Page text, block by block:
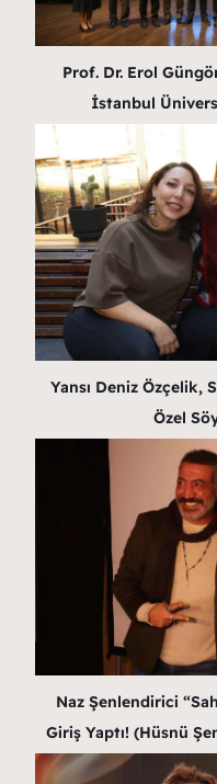
Prof. Dr. Erol
İstanbul
Yansı Deniz Özçelik,
Özel
Naz Şenlendirici
Giriş Yaptı! (Hüsnü